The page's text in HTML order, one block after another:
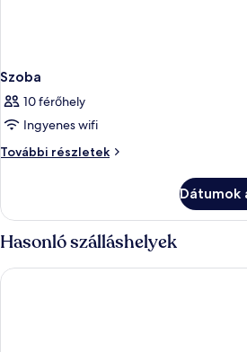
Szoba
10 férőhely
Ingyenes wifi
További részletek
Szoba
Dátumok
Hasonló szálláshelyek
Radisson Blu Resort & Spa, Split